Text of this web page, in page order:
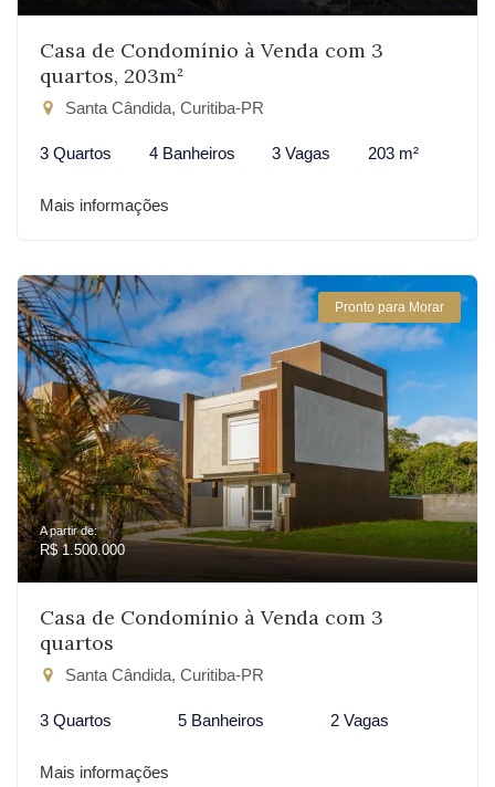
Casa de Condomínio à Venda com 3
quartos, 203m²
Santa Cândida, Curitiba-PR
3 Quartos 4 Banheiros 3 Vagas 203 m²
Mais informações
Pronto para Morar
A partir de:
R$ 1.500.000
Casa de Condomínio à Venda com 3
quartos
Santa Cândida, Curitiba-PR
3 Quartos 5 Banheiros 2 Vagas
Mais informações